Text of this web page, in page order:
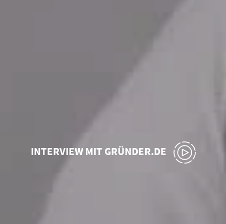
INTERVIEW MIT GRÜNDER.DE